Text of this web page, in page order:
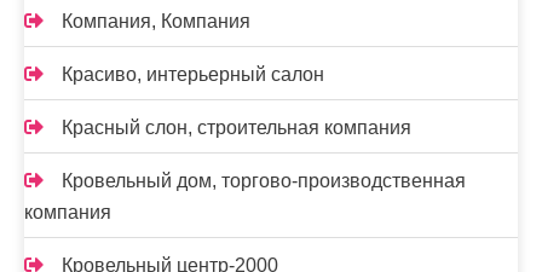
Компания, Компания
Красиво, интерьерный салон
Красный слон, строительная компания
Кровельный дом, торгово-производственная
компания
Кровельный центр-2000